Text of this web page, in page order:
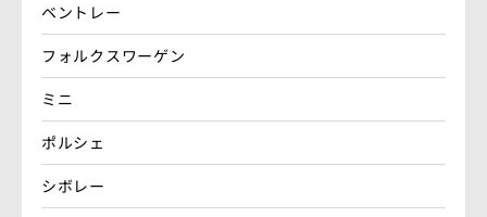
ベントレー
フォルクスワーゲン
ミニ
ポルシェ
シボレー